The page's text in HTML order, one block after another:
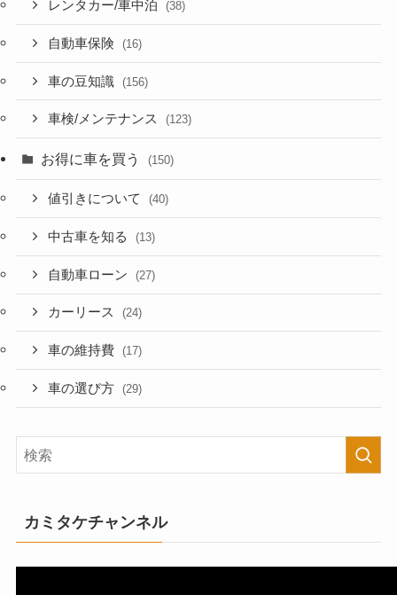
レンタカー/車中泊 (38)
自動車保険 (16)
車の豆知識 (156)
車検/メンテナンス (123)
お得に車を買う (150)
値引きについて (40)
中古車を知る (13)
自動車ローン (27)
カーリース (24)
車の維持費 (17)
車の選び方 (29)
カミタケチャンネル